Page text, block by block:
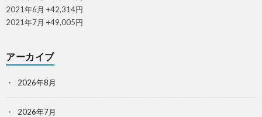
2021年6月 +42,314円
2021年7月 +49,005円
アーカイブ
2026年8月
2026年7月